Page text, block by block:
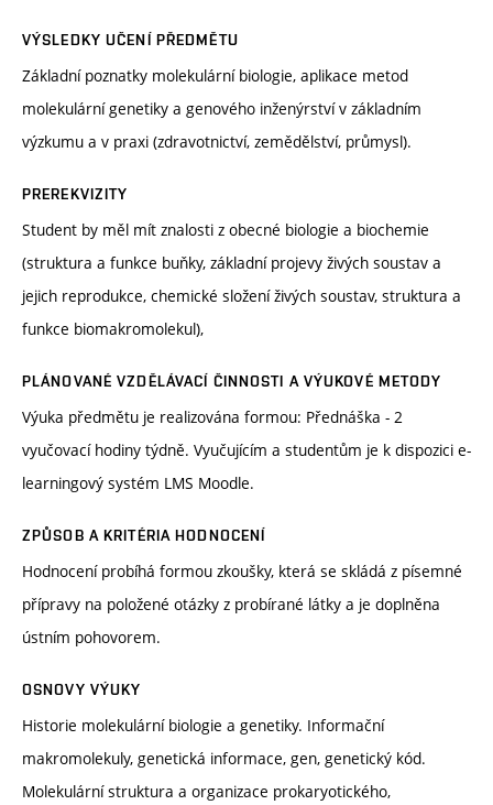
VÝSLEDKY UČENÍ PŘEDMĚTU
Základní poznatky molekulární biologie, aplikace metod
molekulární genetiky a genového inženýrství v základním
výzkumu a v praxi (zdravotnictví, zemědělství, průmysl).
PREREKVIZITY
Student by měl mít znalosti z obecné biologie a biochemie
(struktura a funkce buňky, základní projevy živých soustav a
jejich reprodukce, chemické složení živých soustav, struktura a
funkce biomakromolekul),
PLÁNOVANÉ VZDĚLÁVACÍ ČINNOSTI A VÝUKOVÉ METODY
Výuka předmětu je realizována formou: Přednáška - 2
vyučovací hodiny týdně. Vyučujícím a studentům je k dispozici e-
learningový systém LMS Moodle.
ZPŮSOB A KRITÉRIA HODNOCENÍ
Hodnocení probíhá formou zkoušky, která se skládá z písemné
přípravy na položené otázky z probírané látky a je doplněna
ústním pohovorem.
OSNOVY VÝUKY
Historie molekulární biologie a genetiky. Informační
makromolekuly, genetická informace, gen, genetický kód.
Molekulární struktura a organizace prokaryotického,